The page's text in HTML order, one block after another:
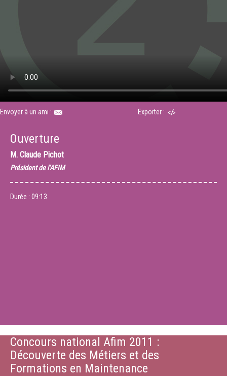
Envoyer à un ami : Exporter :
Ouverture
M. Claude Pichot
Président de l’AFIM
Durée : 09:13
Concours national Afim 2011 :
Découverte des Métiers et des
Formations en Maintenance